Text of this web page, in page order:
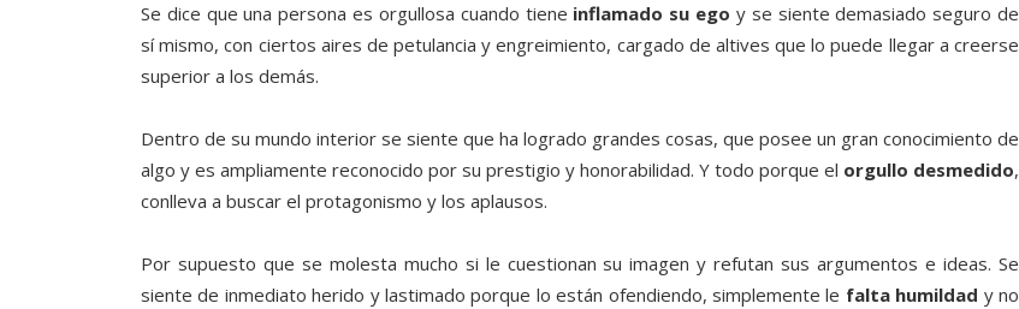
Se dice que una persona es orgullosa cuando tiene inflamado su ego y se siente demasiado seguro de
sí mismo, con ciertos aires de petulancia y engreimiento, cargado de altives que lo puede llegar a creerse
superior a los demás.
Dentro de su mundo interior se siente que ha logrado grandes cosas, que posee un gran conocimiento de
algo y es ampliamente reconocido por su prestigio y honorabilidad. Y todo porque el orgullo desmedido,
conlleva a buscar el protagonismo y los aplausos.
Por supuesto que se molesta mucho si le cuestionan su imagen y refutan sus argumentos e ideas. Se
siente de inmediato herido y lastimado porque lo están ofendiendo, simplemente le falta humildad y no